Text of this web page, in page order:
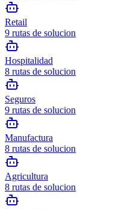
Retail
9 rutas de solucion
Hospitalidad
8 rutas de solucion
Seguros
9 rutas de solucion
Manufactura
8 rutas de solucion
Agricultura
8 rutas de solucion